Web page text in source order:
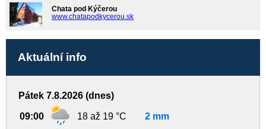
Chata pod Kýčerou
www.chatapodkycerou.sk
Aktuální info
Pátek 7.8.2026 (dnes)
09:00 18 až 19 °C 2 mm